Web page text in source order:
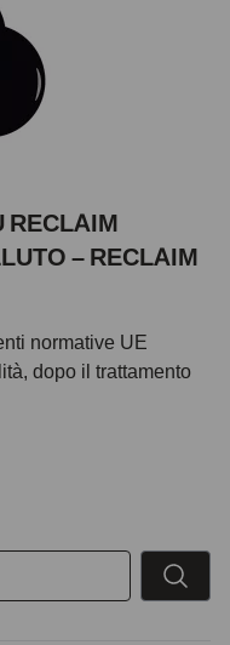
RECLAIM
– RECLAIM
normative UE
dopo il trattamento